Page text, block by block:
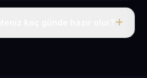
50 USD + KDV. Bu bedele alan